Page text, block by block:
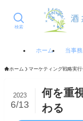
検索
ホーム 当事
ホーム マーケティング戦略実
何を重
わる
2023
6/13